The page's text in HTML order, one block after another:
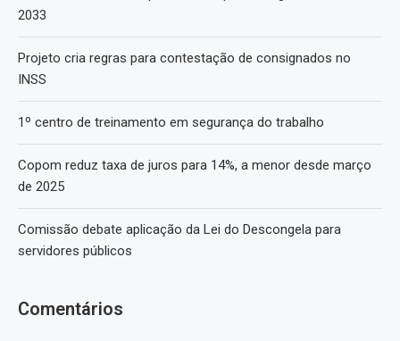
2033
Projeto cria regras para contestação de consignados no
INSS
1º centro de treinamento em segurança do trabalho
Copom reduz taxa de juros para 14%, a menor desde março
de 2025
Comissão debate aplicação da Lei do Descongela para
servidores públicos
Comentários